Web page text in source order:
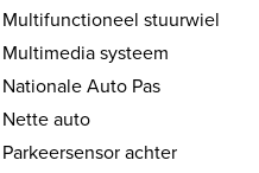
Multifunctioneel stuurwiel
Multimedia systeem
Nationale Auto Pas
Nette auto
Parkeersensor achter